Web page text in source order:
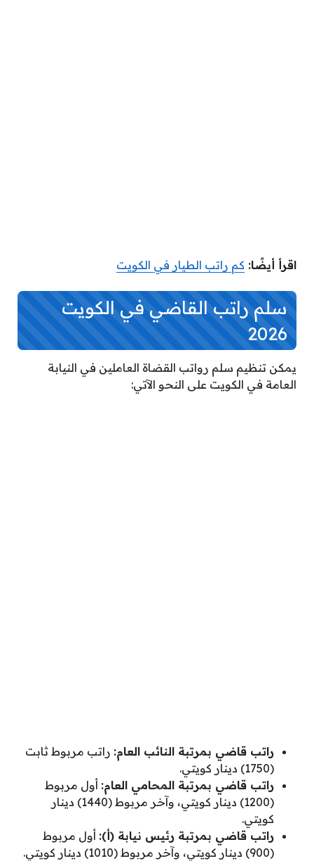
اقرأ أيضًا: كم راتب الطيار في الكويت
سلم راتب القاضي في الكويت
2026
يمكن تنظيم سلم رواتب القضاة العاملين في النيابة
العامة في الكويت على النحو الآتي:
راتب قاضي بمرتبة النائب العام: راتب مربوط ثابت
(1750) دينار كويتي.
راتب قاضي بمرتبة المحامي العام: أول مربوط
(1200) دينار كويتي، وآخر مربوط (1440) دينار
كويتي.
راتب قاضي بمرتبة رئيس نيابة (أ): أول مربوط
(900) دينار كويتي، وآخر مربوط (1010) دينار كويتي.